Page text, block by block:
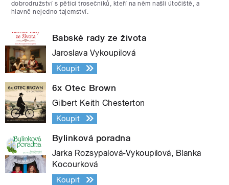
dobrodružství s pěticí trosečníků, kteří na něm našli útočiště, a
hlavně nejedno tajemství.
Babské rady ze života
Jaroslava Vykoupilová
Koupit
6x Otec Brown
Gilbert Keith Chesterton
Koupit
Bylinková poradna
Jarka Rozsypalová-Vykoupilová, Blanka
Kocourková
Koupit